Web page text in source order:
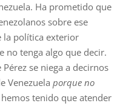
Ha prometido que
sobre ese
la política exterior
no tenga algo que decir.
se niega a decirnos
Venezuela porque no
tenido que atender